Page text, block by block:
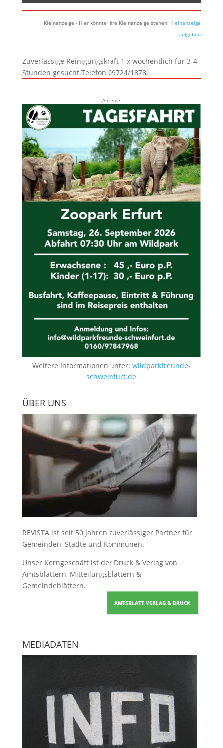
Kleinanzeige - Hier könnte Ihre Kleinanzeige stehen: Kleinanzeige
aufgeben
Zuverlässige Reinigungskraft 1 x wöchentlich für 3-4
Stunden gesucht.Telefon 09724/1878.
Anzeige
Weitere Informationen unter: wildparkfreunde-
schweinfurt.de
ÜBER UNS
REVISTA ist seit 50 Jahren zuverlässiger Partner für
Gemeinden, Städte und Kommunen.
Unser Kerngeschäft ist der Druck & Verlag von
Amtsblättern, Mitteilungsblättern &
Gemeindeblättern.
AMTSBLATT VERLAG & DRUCK
MEDIADATEN